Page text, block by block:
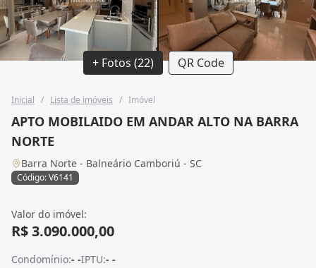
+ Fotos (22) QR Code
Inicial / Lista de imóveis / Imóvel
APTO MOBILAIDO EM ANDAR ALTO NA BARRA
NORTE
Barra Norte - Balneário Camboriú - SC
Código: V6141
Valor do imóvel:
R$ 3.090.000,00
Condomínio:- -IPTU:- -